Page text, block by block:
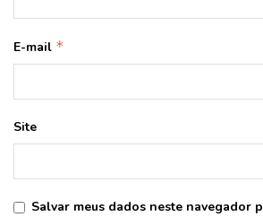
E-mail *
Site
Salvar meus dados neste navegador